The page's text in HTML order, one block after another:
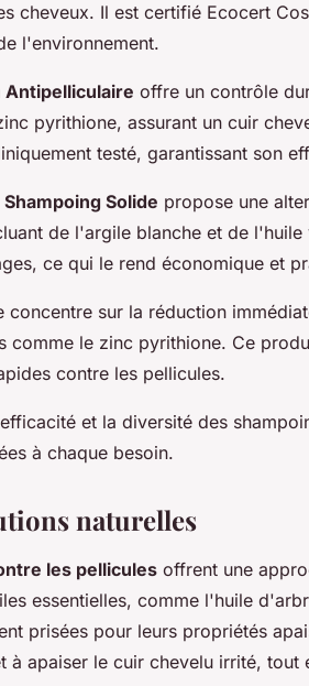
cheveux. Il est certifié Ecocert
l'environnement.
Antipelliculaire offre un contrôle
pyrithione, assurant un cuir
testé, garantissant son
Solide propose une
de l'argile blanche et de
ce qui le rend économique et
concentre sur la réduction
comme le zinc pyrithione. Ce
contre les pellicules.
et la diversité des
à chaque besoin.
naturelles
les pellicules offrent une
essentielles, comme l'huile
prisées pour leurs propriétés
à apaiser le cuir chevelu irrité, tout